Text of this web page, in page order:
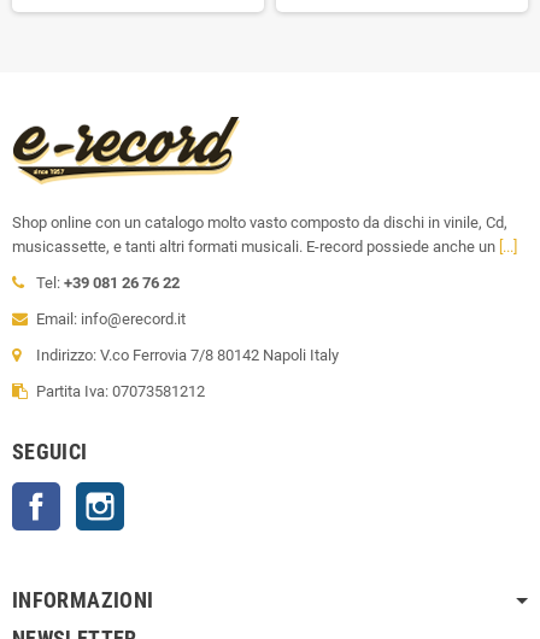
Shop online con un catalogo molto vasto composto da dischi in vinile, Cd,
musicassette, e tanti altri formati musicali. E-record possiede anche un [...]
Tel: +39 081 26 76 22
Email: info@erecord.it
Indirizzo: V.co Ferrovia 7/8 80142 Napoli Italy
Partita Iva: 07073581212
SEGUICI
Facebook
INFORMAZIONI